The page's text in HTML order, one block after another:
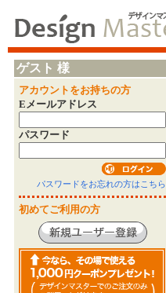
ゲスト 様
アカウントをお持ちの方
Eメールアドレス
パスワード
パスワードをお忘れの方はこちら
初めてご利用の方